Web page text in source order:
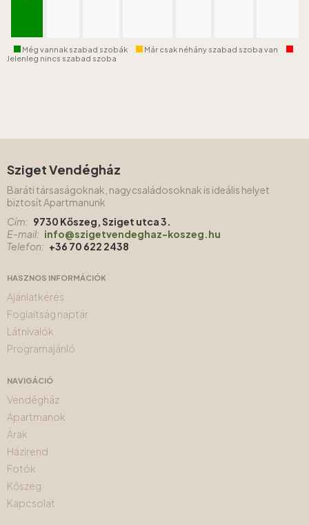
Még vannak szabad szobák
Már csak néhány szabad szoba van
Jelenleg nincs szabad szoba
Sziget Vendégház
Baráti társaságoknak, nagycsaládosoknak is ideális helyet
biztosít Apartmanunk
Cím: 9730 Kőszeg, Sziget utca 3.
E-mail: info@szigetvendeghaz-koszeg.hu
Telefon: +36 70 622 2438
HASZNOS INFORMÁCIÓK
Ajánlatkérés
Foglaltság naptár
Látnivalók
Programajánló
NAVIGÁCIÓ
Vendégház
Apartmanok
Árak
Házirend
Fotók
Kőszeg
Kapcsolat